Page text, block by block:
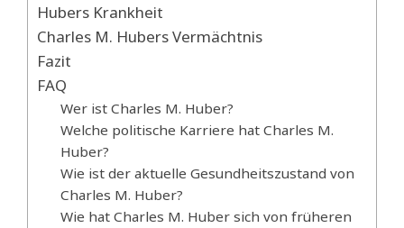
Hubers Krankheit
Charles M. Hubers Vermächtnis
Fazit
FAQ
Wer ist Charles M. Huber?
Welche politische Karriere hat Charles M.
Huber?
Wie ist der aktuelle Gesundheitszustand von
Charles M. Huber?
Wie hat Charles M. Huber sich von früheren